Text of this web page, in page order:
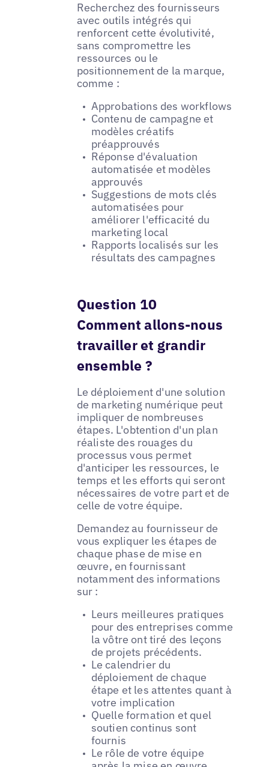
Recherchez des fournisseurs
avec outils intégrés qui
renforcent cette évolutivité,
sans compromettre les
ressources ou le
positionnement de la marque,
comme :
Approbations des workflows
Contenu de campagne et
modèles créatifs
préapprouvés
Réponse d'évaluation
automatisée et modèles
approuvés
Suggestions de mots clés
automatisées pour
améliorer l'efficacité du
marketing local
Rapports localisés sur les
résultats des campagnes
Question 10
Comment allons-nous
travailler et grandir
ensemble ?
Le déploiement d'une solution
de marketing numérique peut
impliquer de nombreuses
étapes. L'obtention d'un plan
réaliste des rouages du
processus vous permet
d'anticiper les ressources, le
temps et les efforts qui seront
nécessaires de votre part et de
celle de votre équipe.
Demandez au fournisseur de
vous expliquer les étapes de
chaque phase de mise en
œuvre, en fournissant
notamment des informations
sur :
Leurs meilleures pratiques
pour des entreprises comme
la vôtre ont tiré des leçons
de projets précédents.
Le calendrier du
déploiement de chaque
étape et les attentes quant à
votre implication
Quelle formation et quel
soutien continus sont
fournis
Le rôle de votre équipe